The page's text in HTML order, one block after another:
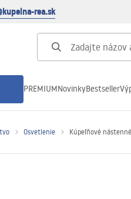
rea.sk
PREMIUMNovinkyBestseller
Osvetlenie Kúpeľňové